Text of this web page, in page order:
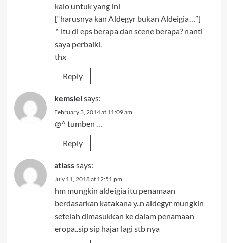
kalo untuk yang ini
[“harusnya kan Aldegyr bukan Aldeigia…”]
^ itu di eps berapa dan scene berapa? nanti
saya perbaiki.
thx
Reply
kemsleisays:
February 3, 2014 at 11:09 am
@^ tumben …
Reply
atlasssays:
July 11, 2018 at 12:51 pm
hm mungkin aldeigia itu penamaan
berdasarkan katakana y..n aldegyr mungkin
setelah dimasukkan ke dalam penamaan
eropa..sip sip hajar lagi stb nya